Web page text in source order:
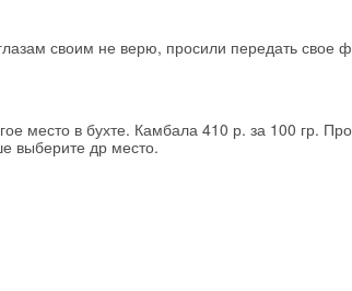
своим не верю, просили передать свое
место в бухте. Камбала 410 р. за 100 гр.
выберите др место.